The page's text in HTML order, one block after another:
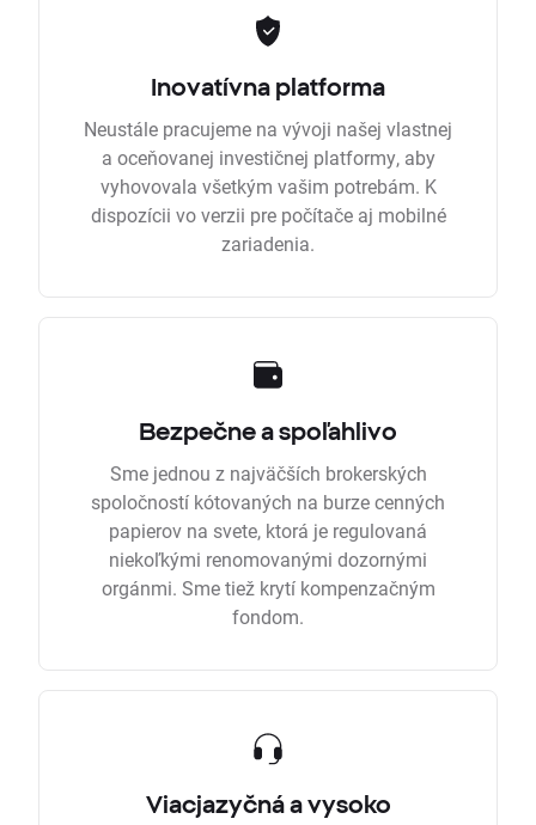
Inovatívna platforma
Neustále pracujeme na vývoji našej vlastnej
a oceňovanej investičnej platformy, aby
vyhovovala všetkým vašim potrebám. K
dispozícii vo verzii pre počítače aj mobilné
zariadenia.
Bezpečne a spoľahlivo
Sme jednou z najväčších brokerských
spoločností kótovaných na burze cenných
papierov na svete, ktorá je regulovaná
niekoľkými renomovanými dozornými
orgánmi. Sme tiež krytí kompenzačným
fondom.
Viacjazyčná a vysoko